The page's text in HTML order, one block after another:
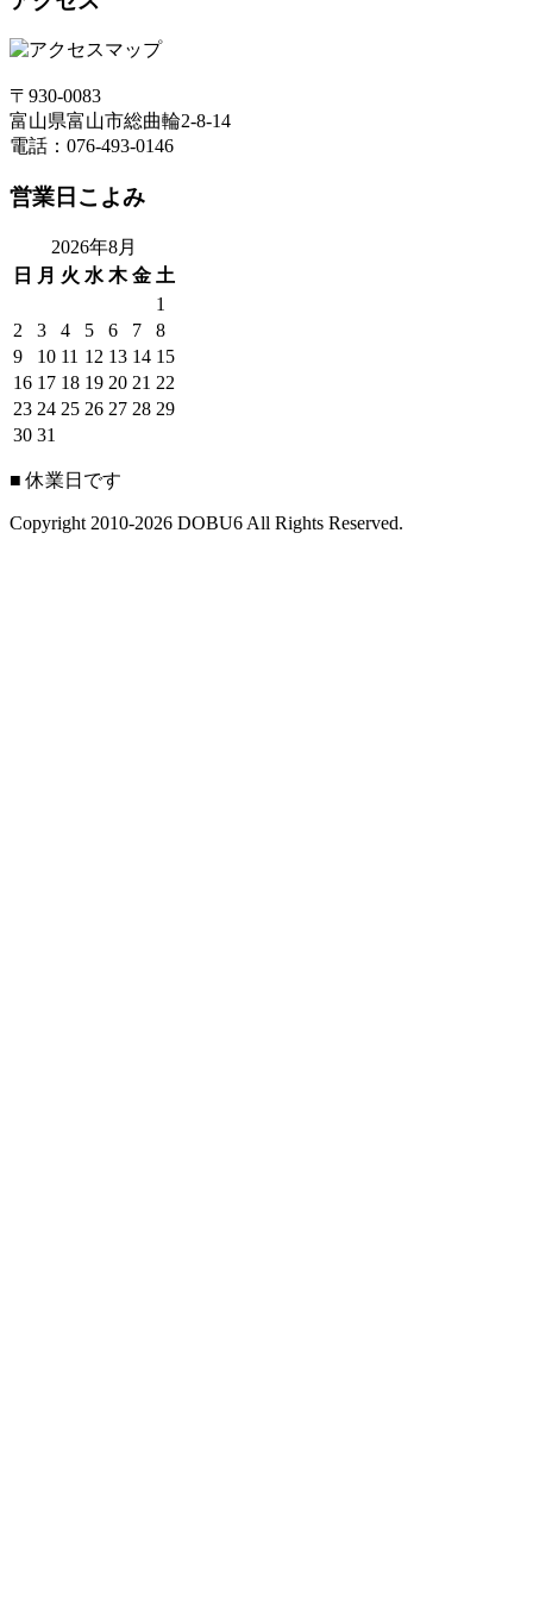
〒930-0083
富山県富山市総曲輪2-8-14
電話：076-493-0146
営業日こよみ
2026年8月
日
月 火 水 木 金 土
1
2
3 4 5 6 7
8
9
10 11 12 13 14 15
16 17 18 19 20 21 22
23 24 25 26 27 28 29
30 31
■ 休業日です
Copyright 2010-2026 DOBU6 All Rights Reserved.